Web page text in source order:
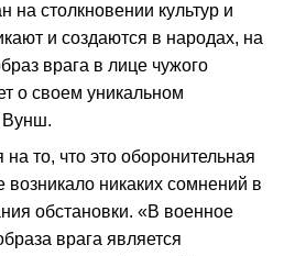
на столкновении культур и
и создаются в народах, на
врага в лице чужого
о своем уникальном
Вунш.
то, что это оборонительная
возникало никаких сомнений в
обстановки. «В военное
врага является